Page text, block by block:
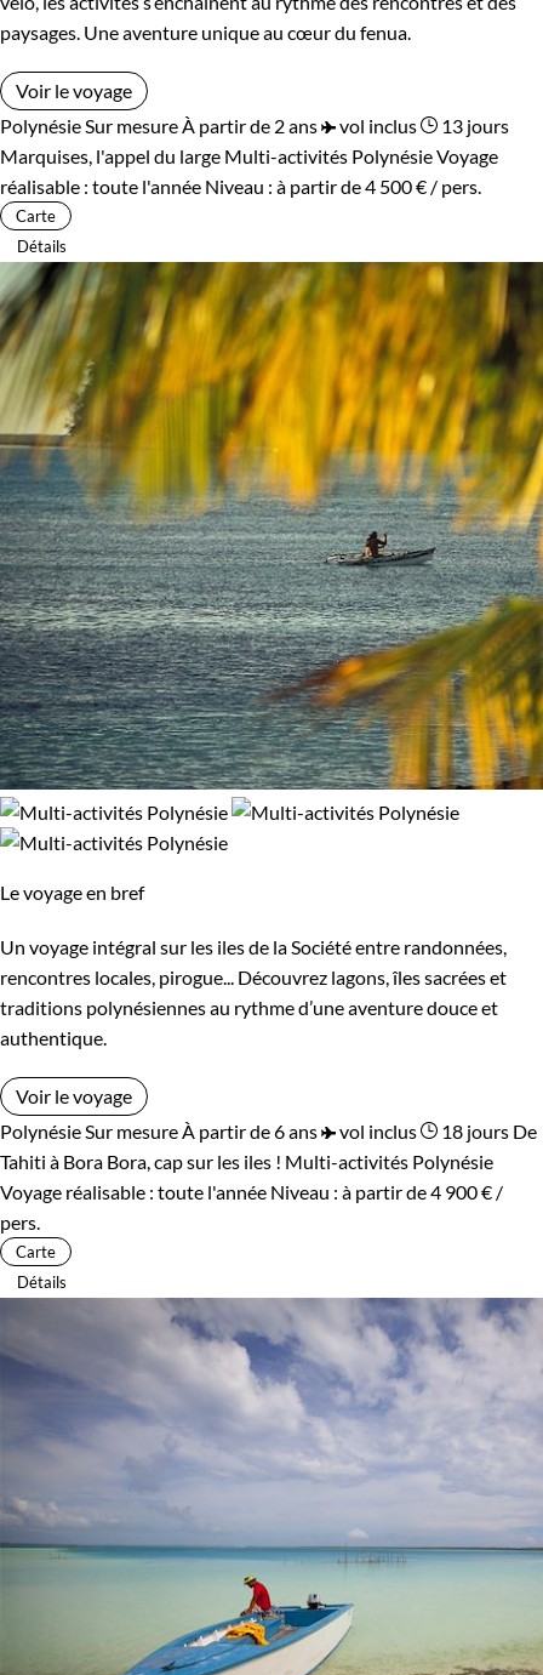
paysages. Une aventure unique au cœur du fenua.
Voir le voyage
Polynésie Sur mesure À partir de 2 ans vol inclus
13 jours
Marquises, l'appel du large Multi-activités PolynésieVoyage
réalisable : toute l'année Niveau : à partir de4 500 € / pers.
Carte
Détails
Le voyage en bref
Un voyage intégral sur les iles de la Société entre randonnées,
rencontres locales, pirogue... Découvrez lagons, îles sacrées et
traditions polynésiennes au rythme d’une aventure douce et
authentique.
Voir le voyage
Polynésie Sur mesure À partir de 6 ans vol inclus 18 jours De
Tahiti à Bora Bora, cap sur les iles ! Multi-activités Polynésie
Voyage réalisable : toute l'année Niveau : à partir de4 900 € /
pers.
Carte
Détails